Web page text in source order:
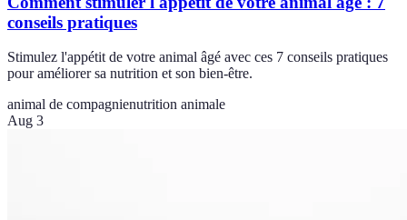
conseils pratiques
Stimulez l'appétit de votre animal âgé avec ces 7 conseils pratiques
pour améliorer sa nutrition et son bien-être.
animal de compagnienutrition animale
Aug 3